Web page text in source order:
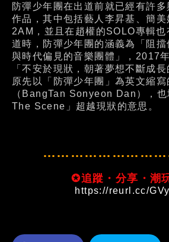
防彈少年團在出道前就已經有許
作品，其中包括藝人李昇基、簡美
2AM，並且在趙權的SOLO專輯也
道時，防彈少年團的涵義為「阻
與時代偏見的音樂團體」，2017
「不安於現狀，朝著夢想不斷成長
原先以「防彈少年團」為英文縮寫
（BangTan Sonyeon Dan），
The Scene」超越現狀的意思。
✪追蹤・分享・潮
https://reurl.cc/